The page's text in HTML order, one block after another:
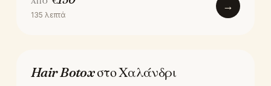
135 λεπτά
→
ΘΕΡΑΠΕΊΑ
Hair Botox στο Χαλάνδρι